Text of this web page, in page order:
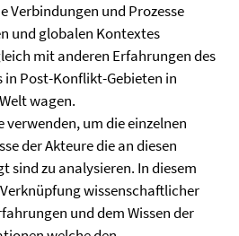
Verbindungen und Prozesse
und globalen Kontextes
mit anderen Erfahrungen des
in Post-Konflikt-Gebieten in
wagen.
verwenden, um die einzelnen
der Akteure die an diesen
sind zu analysieren. In diesem
wissenschaftlicher
und dem Wissen der